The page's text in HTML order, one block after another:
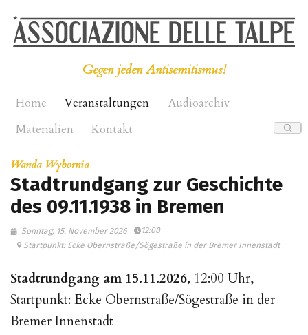
Gegen jeden Antisemitismus!
Home Veranstaltungen
Audioarchiv
Materialien
Kontakt
Wanda Wybornia
Stadtrundgang zur Geschichte
des 09.11.1938 in Bremen
Sonntag, 15. November 2026
12:00
Startpunkt: Ecke Obernstraße/Sögestraße in der Bremer Innenstadt
Stadtrundgang am 15.11.2026, 12:00 Uhr,
Startpunkt: Ecke Obernstraße/Sögestraße in der
Bremer Innenstadt